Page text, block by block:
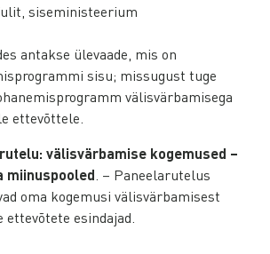
siseministeerium
antakse ülevaade, mis on
sisu; missugust tuge
välisvärbamisega
ettevõttele.
välisvärbamise kogemused –
miinuspooled . – Paneelarutelus
oma kogemusi välisvärbamisest
ettevõtete esindajad.